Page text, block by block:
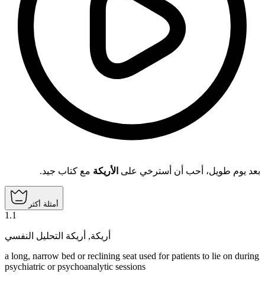
بعد يوم طويل، أحب أن أسترخي على الأريكة مع كتاب جيد.
أمثلة أكثر
1 .1
أريكة, أريكة التحليل النفسي
a long, narrow bed or reclining seat used for patients to lie on during
psychiatric or psychoanalytic sessions